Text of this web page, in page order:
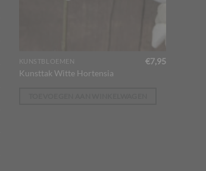
KUNSTBLOEMEN
Kunsttak Witte Hortensia
€7,95